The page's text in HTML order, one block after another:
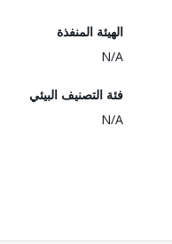
الهيئة المنفذة
N/A
فئة التصنيف البيئي
N/A